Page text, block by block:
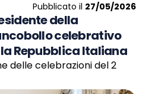
Pubblicato il 27/05/2026
della
celebrativo
Repubblica Italiana
delle celebrazioni del 2